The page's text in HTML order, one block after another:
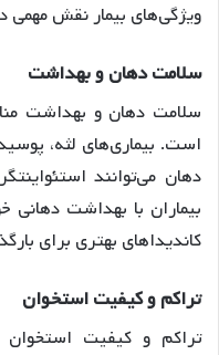
ویژگی‌های بیمار نقش مهمی
سلامتدهانوبهداشت
سلامت دهان و بهداشت
است. بیماری‌های لثه،
دهان می‌توانند
بیماران با بهداشت دهانی
کاندیداهای بهتری برای
تراکموکیفیتاستخوان
تراکم و کیفیت